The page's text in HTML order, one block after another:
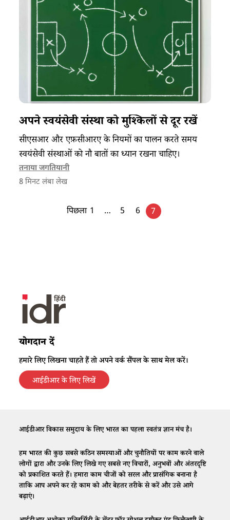
अपने स्वयंसेवी संस्था को मुश्किलों से दूर रखें
सीएसआर और एफ़सीआरए के नियमों का पालन करते समय
स्वयंसेवी संस्थाओं को नौ बातों का ध्यान रखना चाहिए।
तनाया जगतियानी
8 मिनट लंबा लेख
पिछला 1 … 5 6 7
योगदान दें
हमारे लिए लिखना चाहते हैं तो अपने वर्क सैंपल के साथ मेल करें।
आईडीआर के लिए लिखें
आईडीआर विकास समुदाय के लिए भारत का पहला स्वतंत्र ज्ञान मंच है।
हम भारत की कुछ सबसे कठिन समस्याओं और चुनौतियों पर काम करने वाले
लोगों द्वारा और उनके लिए लिखे गए सबसे नए विचारों, अनुभवों और अंतरदृष्टि
को प्रकाशित करते हैं। हमारा काम चीजों को सरल और प्रासंगिक बनाना है
ताकि आप अपने कर रहे काम को और बेहतर तरीके से करें और उसे आगे
बढ़ाएं।